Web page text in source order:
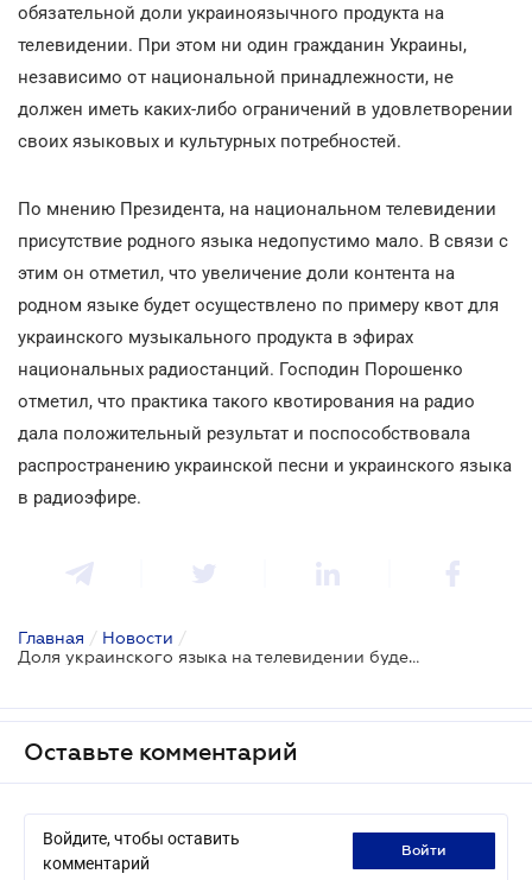
обязательной доли украиноязычного продукта на
телевидении. При этом ни один гражданин Украины,
независимо от национальной принадлежности, не
должен иметь каких-либо ограничений в удовлетворении
своих языковых и культурных потребностей.
По мнению Президента, на национальном телевидении
присутствие родного языка недопустимо мало. В связи с
этим он отметил, что увеличение доли контента на
родном языке будет осуществлено по примеру квот для
украинского музыкального продукта в эфирах
национальных радиостанций. Господин Порошенко
отметил, что практика такого квотирования на радио
дала положительный результат и поспособствовала
распространению украинской песни и украинского языка
в радиоэфире.
Главная / Новости /
Доля украинского языка на телевидении будет увеличена
Оставьте комментарий
Войдите, чтобы оставить
комментарий
войти